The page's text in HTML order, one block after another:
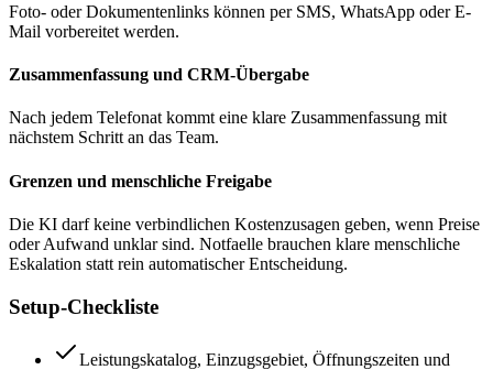
Foto- oder Dokumentenlinks können per SMS, WhatsApp oder E-
Mail vorbereitet werden.
Zusammenfassung und CRM-Übergabe
Nach jedem Telefonat kommt eine klare Zusammenfassung mit
nächstem Schritt an das Team.
Grenzen und menschliche Freigabe
Die KI darf keine verbindlichen Kostenzusagen geben, wenn Preise
oder Aufwand unklar sind. Notfaelle brauchen klare menschliche
Eskalation statt rein automatischer Entscheidung.
Setup-Checkliste
Leistungskatalog, Einzugsgebiet, Öffnungszeiten und